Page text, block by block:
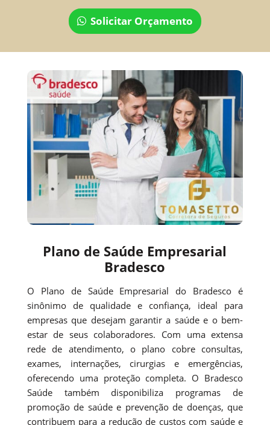
Solicitar Orçamento
Plano de Saúde Empresarial
Bradesco
O Plano de Saúde Empresarial do Bradesco é
sinônimo de qualidade e confiança, ideal para
empresas que desejam garantir a saúde e o bem-
estar de seus colaboradores. Com uma extensa
rede de atendimento, o plano cobre consultas,
exames, internações, cirurgias e emergências,
oferecendo uma proteção completa. O Bradesco
Saúde também disponibiliza programas de
promoção de saúde e prevenção de doenças, que
contribuem para a redução de custos com saúde e